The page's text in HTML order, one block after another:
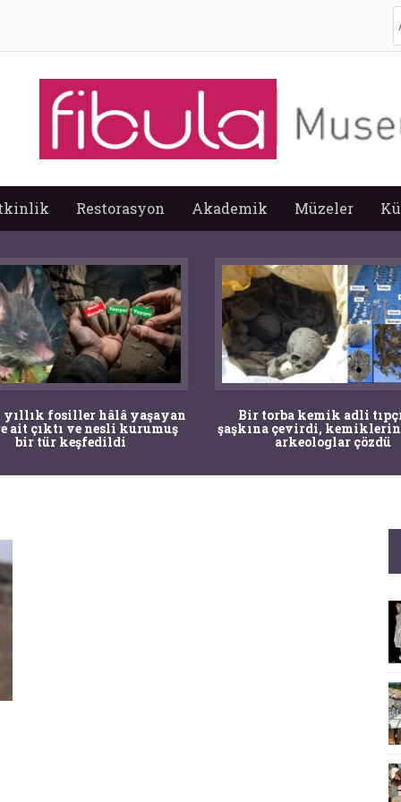
Restorasyon Akademik Müzeler
yıllık fosiller hâlâ yaşayan
ait çıktı ve nesli kurumuş
bir tür keşfedildi
Bir torba kemik adli
şaşkına çevirdi, kemiklerin
arkeologlar çözdü